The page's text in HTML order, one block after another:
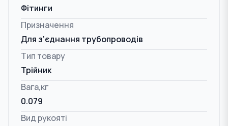
Фітинги
Призначення
Для з'єднання трубопроводів
Тип товару
Трійник
Вага,кг
0.079
Вид рукояті